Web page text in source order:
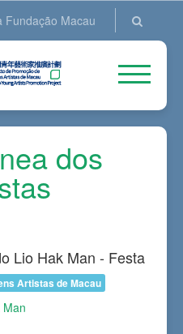
Fundação Macau
dos
Lio Hak Man - Festa
Artistas de Macau
Man